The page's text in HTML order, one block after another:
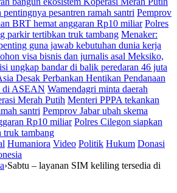
pesantren ramah santri Pemprov
BRT hemat anggaran Rp10 miliar Polres
parkir tertibkan truk tambang Menaker:
guna jawab kebutuhan dunia kerja
visa bisnis dan jurnalis asal Meksiko,
ungkap bandar di balik peredaran 46 juta
Desak Perbankan Hentikan Pendanaan
di ASEAN Wamendagri minta daerah
Merah Putih Menteri PPPA tekankan
santri Pemprov Jabar ubah skema
Rp10 miliar Polres Cilegon siapkan
truk tambang
Humaniora Video Politik Hukum Donasi
›Sabtu – layanan SIM keliling tersedia di